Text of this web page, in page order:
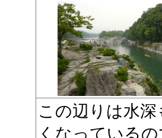
この辺りは水深
くなっているの